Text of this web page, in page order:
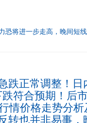
恐将进一步走高，晚间短
跌正常调整！
符合预期！后
情价格走势分
转也并非易事